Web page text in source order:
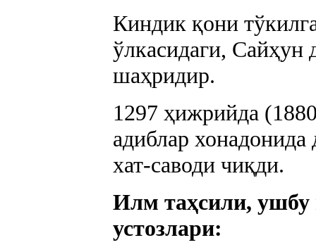
Киндик қони
ўлкасидаги, Сайҳун
шаҳридир.
1297 ҳижрийда
адиблар хонадонида
хат-саводи чиқди.
Илм таҳсили, ушбу
устозлари: